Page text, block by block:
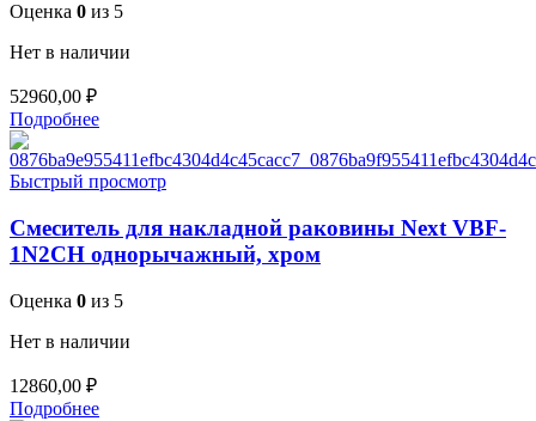
Оценка 0 из 5
Нет в наличии
52960,00 ₽
Подробнее
Быстрый просмотр
Смеситель для накладной раковины Next VBF-
1N2CH однорычажный, хром
Оценка 0 из 5
Нет в наличии
12860,00 ₽
Подробнее